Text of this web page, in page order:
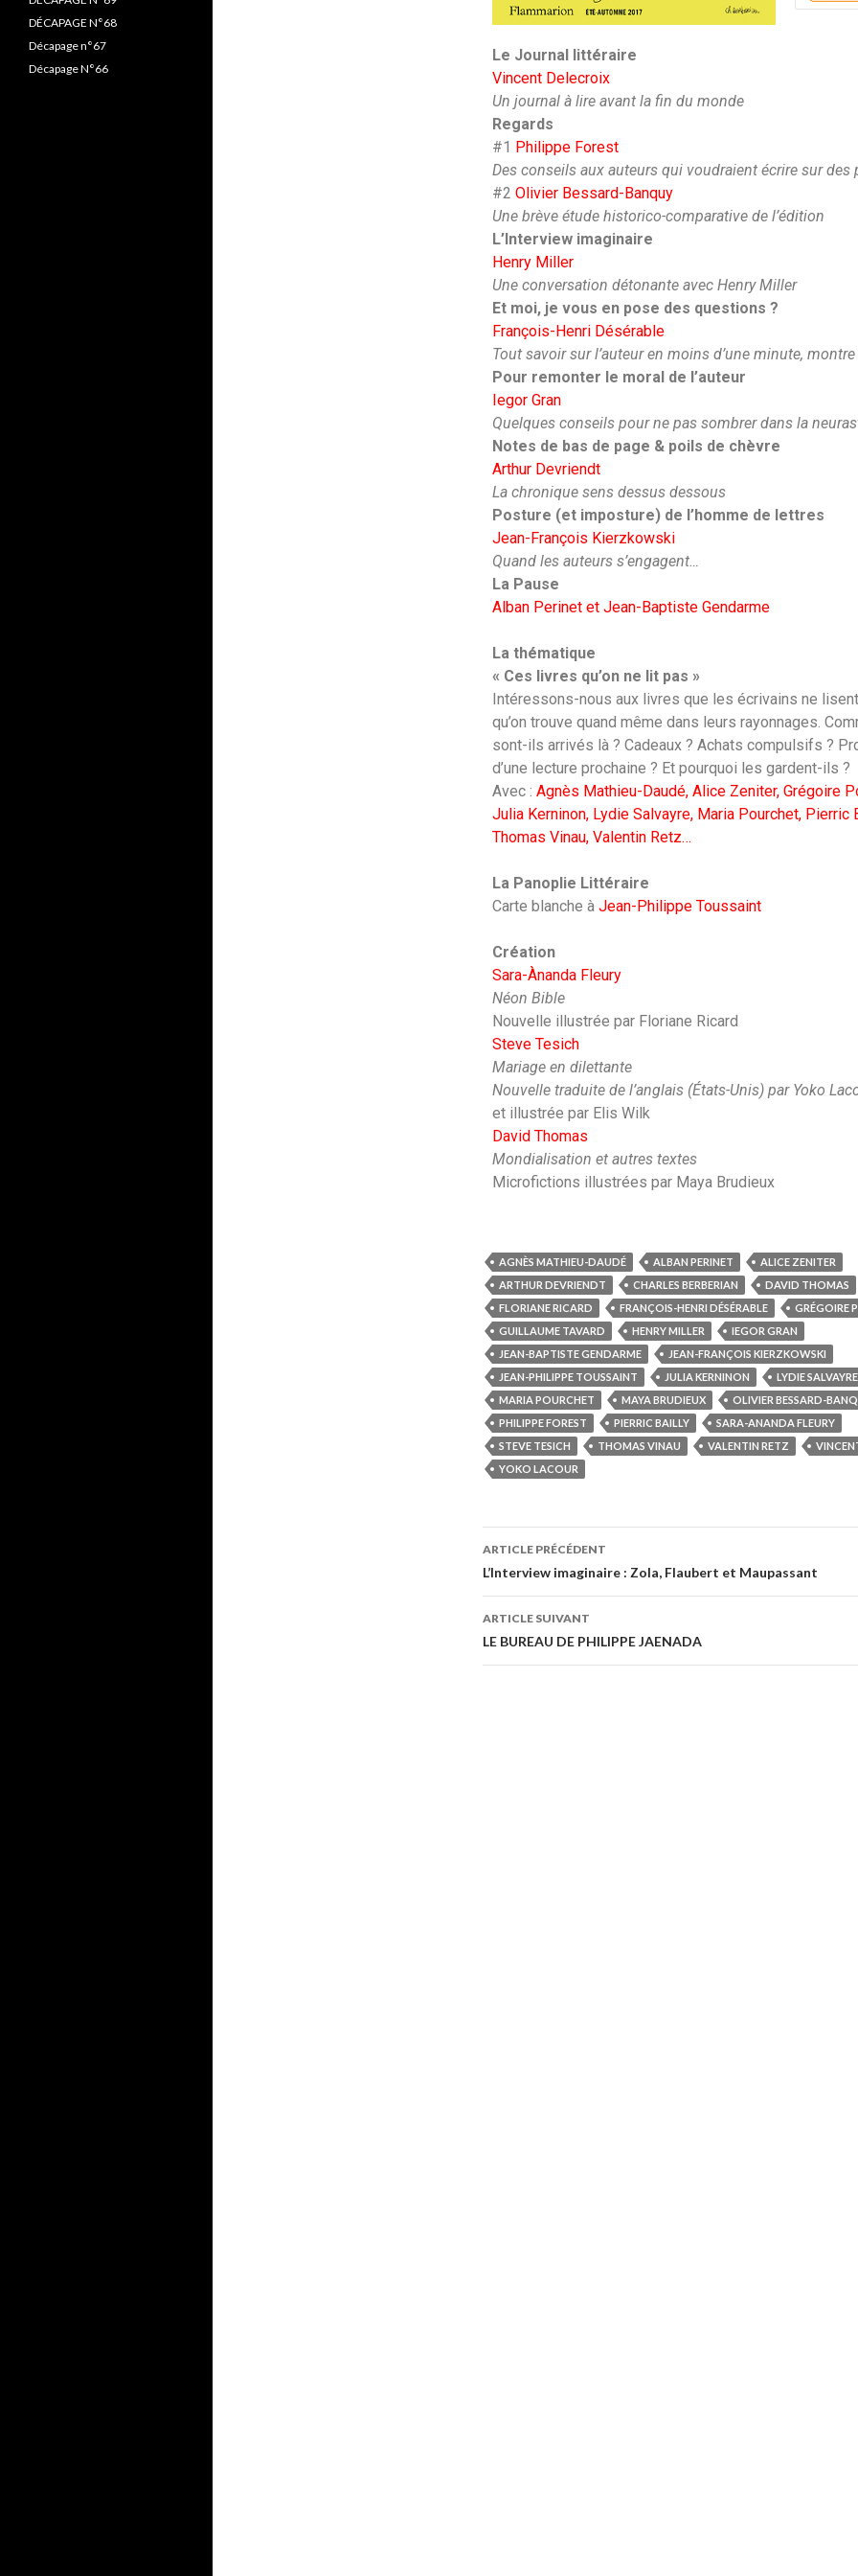
Le Journal littéraire
Vincent Delecroix
Un journal à lire avant la fin du monde
Regards
#1 Philippe Forest
Des conseils aux auteurs qui voudraient écrire sur des
#2 Olivier Bessard-Banquy
Une brève étude historico-comparative de l’édition
L’Interview imaginaire
Henry Miller
Une conversation détonante avec Henry Miller
Et moi, je vous en pose des questions ?
François-Henri Désérable
Tout savoir sur l’auteur en moins d’une minute,
Pour remonter le moral de l’auteur
Iegor Gran
Quelques conseils pour ne pas sombrer dans la
Notes de bas de page & poils de chèvre
Arthur Devriendt
La chronique sens dessus dessous
Posture (et imposture) de l’homme de lettres
Jean-François Kierzkowski
Quand les auteurs s’engagent…
La Pause
Alban Perinet et Jean-Baptiste Gendarme
La thématique
« Ces livres qu’on ne lit pas »
Intéressons-nous aux livres que les écrivains ne
qu’on trouve quand même dans leurs rayonnages.
sont-ils arrivés là ? Cadeaux ? Achats compulsifs ?
d’une lecture prochaine ? Et pourquoi les gardent-ils ?
Avec : Agnès Mathieu-Daudé, Alice Zeniter, Grégoire
Julia Kerninon, Lydie Salvayre, Maria Pourchet, Pierric
Thomas Vinau, Valentin Retz…
La Panoplie Littéraire
Carte blanche à Jean-Philippe Toussaint
Création
Sara-Ànanda Fleury
Néon Bible
Nouvelle illustrée par Floriane Ricard
Steve Tesich
Mariage en dilettante
Nouvelle traduite de l’anglais (États-Unis) par Yoko
et illustrée par Elis Wilk
David Thomas
Mondialisation et autres textes
Microfictions illustrées par Maya Brudieux
AGNÈS MATHIEU-DAUDÉ ALBAN PERINET
ALICE ZENITER
ARTHUR DEVRIENDT
CHARLES BERBERIAN DAVID THOMAS
FLORIANE RICARD
FRANÇOIS-HENRI DÉSÉRABLE
GRÉGOIRE
GUILLAUME TAVARD
HENRY MILLER
IEGOR GRAN
JEAN-BAPTISTE GENDARME
JEAN-FRANÇOIS KIERZKOWSKI
JEAN-PHILIPPE TOUSSAINT
JULIA KERNINON LYDIE SALVAYRE
MARIA POURCHET
MAYA BRUDIEUX
OLIVIER BESSARD-
PHILIPPE FOREST
PIERRIC BAILLY
SARA-ANANDA FLEURY
STEVE TESICH
THOMAS VINAU VALENTIN RETZ
YOKO LACOUR
ARTICLE PRÉCÉDENT
L’Interview imaginaire : Zola, Flaubert et Maupassant
ARTICLE SUIVANT
LE BUREAU DE PHILIPPE JAENADA
DÉCAPAGE N°68
Décapage n°67
Décapage N°66